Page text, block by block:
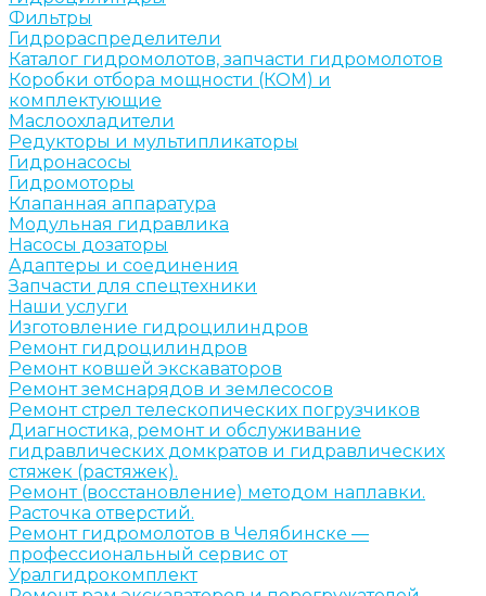
Фильтры
Гидрораспределители
Каталог гидромолотов, запчасти гидромолотов
Коробки отбора мощности (КОМ) и
комплектующие
Маслоохладители
Редукторы и мультипликаторы
Гидронасосы
Гидромоторы
Клапанная аппаратура
Модульная гидравлика
Насосы дозаторы
Адаптеры и соединения
Запчасти для спецтехники
Наши услуги
Изготовление гидроцилиндров
Ремонт гидроцилиндров
Ремонт ковшей экскаваторов
Ремонт земснарядов и землесосов
Ремонт стрел телескопических погрузчиков
Диагностика, ремонт и обслуживание
гидравлических домкратов и гидравлических
стяжек (растяжек).
Ремонт (восстановление) методом наплавки.
Расточка отверстий.
Ремонт гидромолотов в Челябинске —
профессиональный сервис от
Уралгидрокомплект